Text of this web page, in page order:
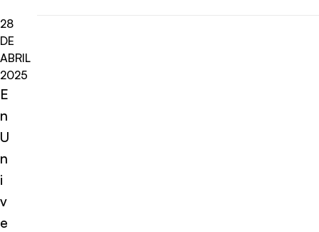
28
DE
ABRIL
2025
E
n
U
n
i
v
e